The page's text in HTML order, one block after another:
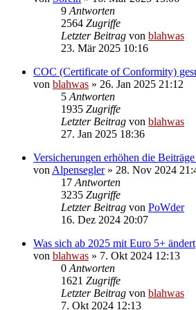
9 Antworten
2564 Zugriffe
Letzter Beitrag von blahwas
23. Mär 2025 10:16
COC (Certificate of Conformity)
von blahwas » 26. Jan 2025 21:12
5 Antworten
1935 Zugriffe
Letzter Beitrag von blahwas
27. Jan 2025 18:36
Versicherungen erhöhen die
von Alpensegler» 28. Nov 2024
17 Antworten
3235 Zugriffe
Letzter Beitrag von PoWder
16. Dez 2024 20:07
Was sich ab 2025 mit Euro 5+ ändert
von blahwas » 7. Okt 2024 12:13
0 Antworten
1621 Zugriffe
Letzter Beitrag von blahwas
7. Okt 2024 12:13